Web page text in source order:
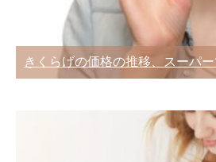
きくらげの価格の推移、スーパ